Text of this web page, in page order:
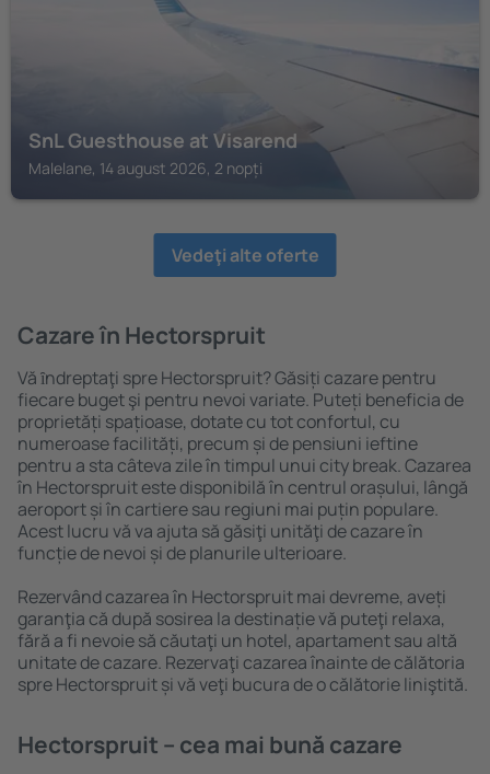
SnL Guesthouse at Visarend
Malelane, 14 august 2026, 2 nopți
Vedeţi alte oferte
Cazare în Hectorspruit
Vă ȋndreptaţi spre Hectorspruit? Găsiți cazare pentru
fiecare buget şi pentru nevoi variate. Puteți beneficia de
proprietăți spațioase, dotate cu tot confortul, cu
numeroase facilități, precum și de pensiuni ieftine
pentru a sta câteva zile în timpul unui city break. Cazarea
în Hectorspruit este disponibilă în centrul orașului, lângă
aeroport și în cartiere sau regiuni mai puțin populare.
Acest lucru vă va ajuta să găsiţi unităţi de cazare în
funcție de nevoi și de planurile ulterioare.
Rezervând cazarea în Hectorspruit mai devreme, aveți
garanţia că după sosirea la destinație vă puteţi relaxa,
fără a fi nevoie să căutaţi un hotel, apartament sau altă
unitate de cazare. Rezervaţi cazarea înainte de călătoria
spre Hectorspruit și vă veţi bucura de o călătorie liniştită.
Hectorspruit – cea mai bună cazare